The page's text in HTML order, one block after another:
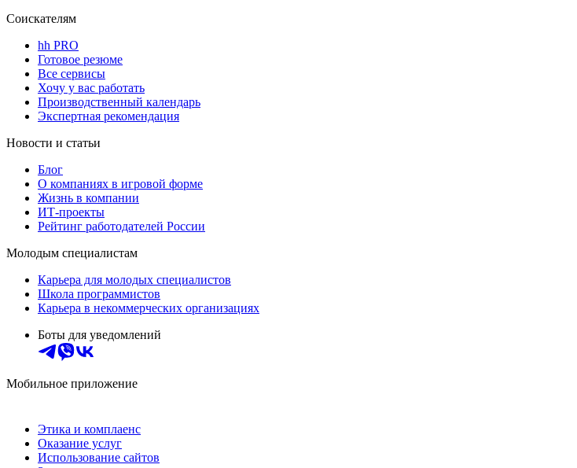
Соискателям
hh PRO
Готовое резюме
Все сервисы
Хочу у вас работать
Производственный календарь
Экспертная рекомендация
Новости и статьи
Блог
О компаниях в игровой форме
Жизнь в компании
ИТ-проекты
Рейтинг работодателей России
Молодым специалистам
Карьера для молодых специалистов
Школа программистов
Карьера в некоммерческих организациях
Боты для уведомлений
Мобильное приложение
Этика и комплаенс
Оказание услуг
Использование сайтов